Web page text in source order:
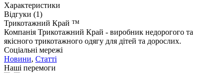
Характеристики
Відгуки (1)
Трикотажний Край ™
Компанія Трикотажний Край - виробник недорогого та
якісного трикотажного одягу для дітей та дорослих.
Соціальні мережі
Новини, Статті
Наші перемоги